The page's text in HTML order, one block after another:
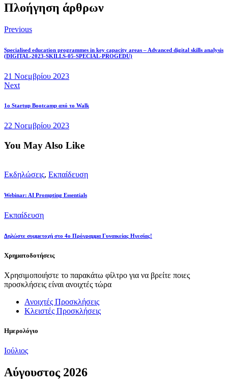
Πλοήγηση άρθρων
Previous
Specialised education programmes in key capacity areas – Advanced digital skills analysis
(DIGITAL-2023-SKILLS-05-SPECIAL-PROGEDU)
21 Νοεμβρίου 2023
Next
1o Startup Bootcamp από το Walk
22 Νοεμβρίου 2023
You May Also Like
Εκδηλώσεις, Εκπαίδευση
Webinar: AI Prompting Essentials
Εκπαίδευση
Δηλώστε συμμετοχή στο 4ο Πρόγραμμα Γυναικείας Ηγεσίας!
Χρηματοδοτήσεις
Χρησιμοποιήστε το παρακάτω φίλτρο για να βρείτε ποιες
προσκλήσεις είναι ανοιχτές τώρα
Ανοιχτές Προσκλήσεις
Κλειστές Προσκλήσεις
Ημερολόγιο
Ιούλιος
Αύγουστος 2026